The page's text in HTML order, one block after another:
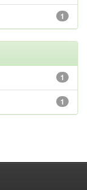
1
1
1